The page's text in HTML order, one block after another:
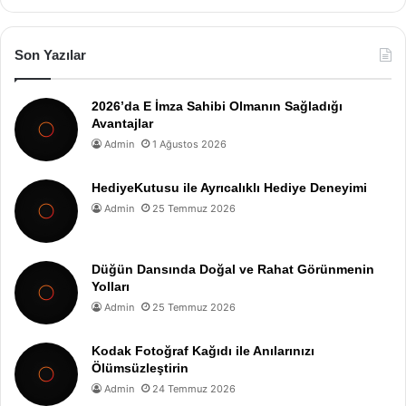
Son Yazılar
2026’da E İmza Sahibi Olmanın Sağladığı
Avantajlar
Admin 1 Ağustos 2026
HediyeKutusu ile Ayrıcalıklı Hediye Deneyimi
Admin 25 Temmuz 2026
Düğün Dansında Doğal ve Rahat Görünmenin
Yolları
Admin 25 Temmuz 2026
Kodak Fotoğraf Kağıdı ile Anılarınızı
Ölümsüzleştirin
Admin 24 Temmuz 2026